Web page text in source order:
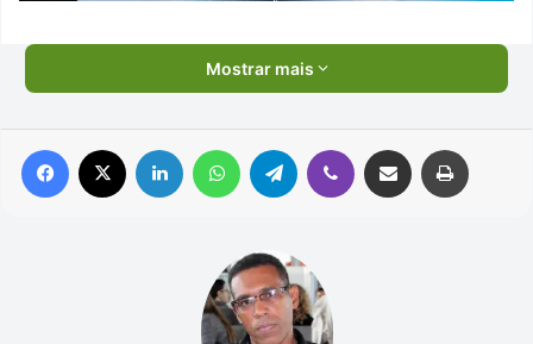
Mostrar mais
Facebook Linkedin WhatsAppTelegram Viber Compartilhar via e-mail